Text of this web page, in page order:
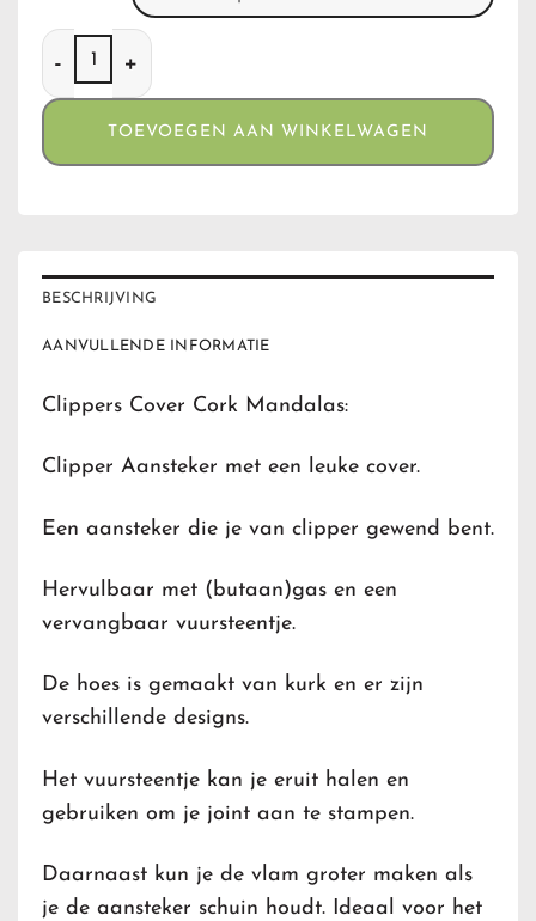
Clippers Cover Cork Mandalas aantal
TOEVOEGEN AAN WINKELWAGEN
BESCHRIJVING
AANVULLENDE INFORMATIE
Clippers Cover Cork Mandalas:
Clipper Aansteker met een leuke cover.
Een aansteker die je van clipper gewend bent.
Hervulbaar met (butaan)gas en een
vervangbaar vuursteentje.
De hoes is gemaakt van kurk en er zijn
verschillende designs.
Het vuursteentje kan je eruit halen en
gebruiken om je joint aan te stampen.
Daarnaast kun je de vlam groter maken als
je de aansteker schuin houdt. Ideaal voor het